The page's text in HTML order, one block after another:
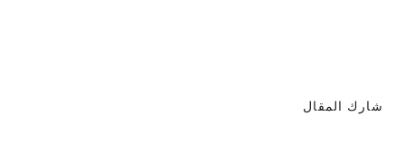
شارك المقال